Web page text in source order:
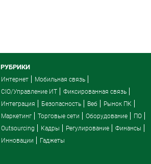
РУБРИКИ
Интернет
Мобильная связь
CIO/Управление ИТ
Фиксированная связь
Интеграция
Безопасность Веб
Рынок ПК
Маркетинг
Торговые сети Оборудование
ПО
Outsourcing
Кадры Регулирование
Финансы
Инновации
Гаджеты